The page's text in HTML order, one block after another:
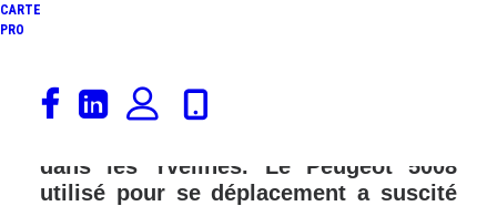
CARTE
PRO
Le 3 août dernier, le président de la
République a rendu visite à des
dans les Yvelines. Le Peugeot 5008
utilisé pour se déplacement a suscité